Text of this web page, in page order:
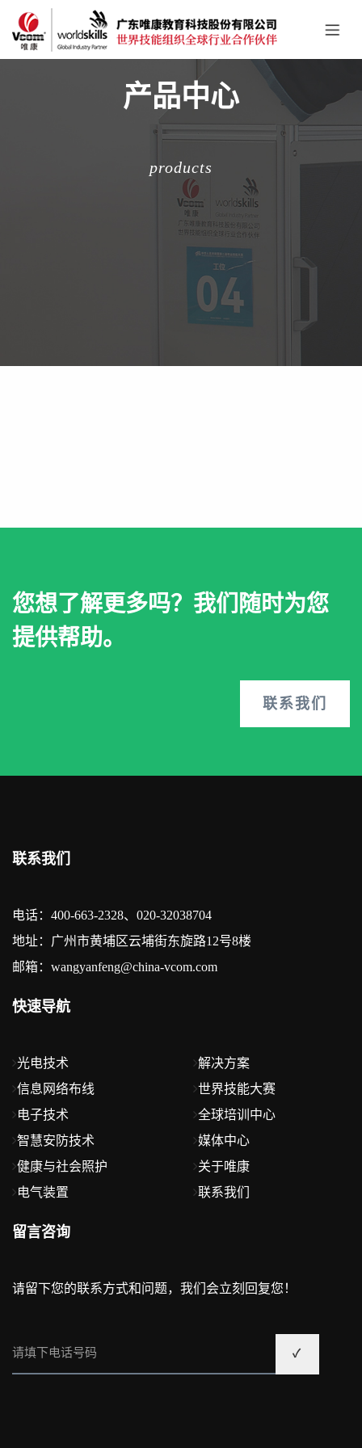
产品中心
products
您想了解更多吗？我们随时为您
提供帮助。
联系我们
联系我们
电话：400-663-2328、020-32038704
地址：广州市黄埔区云埔街东旋路12号8楼
邮箱：wangyanfeng@china-vcom.com
快速导航
光电技术
信息网络布线
电子技术
智慧安防技术
健康与社会照护
电气装置
解决方案
世界技能大赛
全球培训中心
媒体中心
关于唯康
联系我们
留言咨询
请留下您的联系方式和问题，我们会立刻回复您！